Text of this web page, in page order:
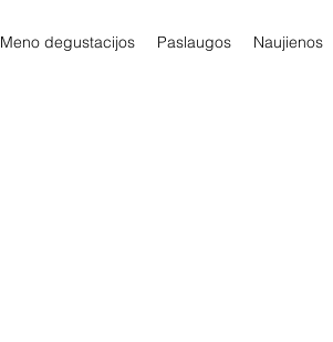
Meno degustacijos Paslaugos Naujienos